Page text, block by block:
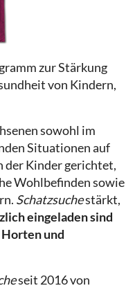
zur Stärkung
von Kindern,
sowohl im
Situationen auf
der Kinder gerichtet,
Wohlbefinden sowie
Schatzsuchestärkt,
eingeladen sind
und
seit 2016 von